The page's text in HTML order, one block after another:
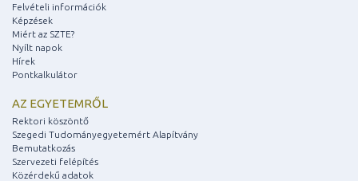
Felvételi információk
Képzések
Miért az SZTE?
Nyílt napok
Hírek
Pontkalkulátor
AZ EGYETEMRŐL
Rektori köszöntő
Szegedi Tudományegyetemért Alapítvány
Bemutatkozás
Szervezeti felépítés
Közérdekű adatok